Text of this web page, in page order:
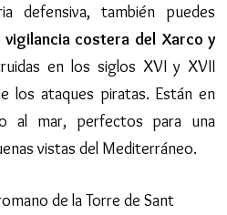
defensiva, también puedes
costera del Xarco y
en los siglos XVI y XVII
los ataques piratas. Están en
al mar, perfectos para una
vistas del Mediterráneo.